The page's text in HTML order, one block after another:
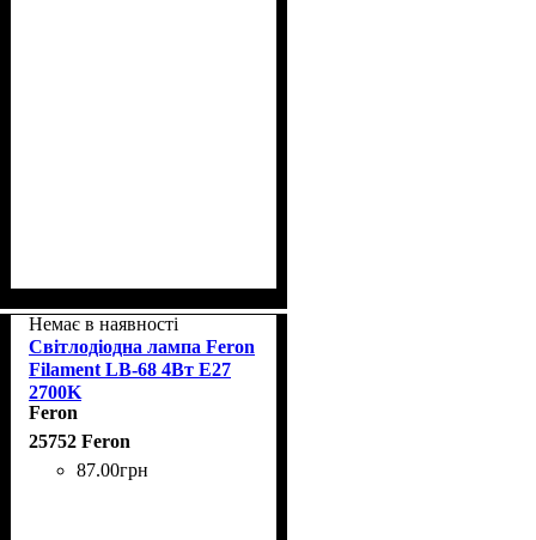
Немає в наявності
Світлодіодна лампа Feron
Filament LB-68 4Вт E27
2700K
Feron
25752 Feron
87.00грн